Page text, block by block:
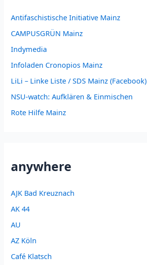
Antifaschistische Initiative Mainz
CAMPUSGRÜN Mainz
Indymedia
Infoladen Cronopios Mainz
LiLi – Linke Liste / SDS Mainz (Facebook)
NSU-watch: Aufklären & Einmischen
Rote Hilfe Mainz
anywhere
AJK Bad Kreuznach
AK 44
AU
AZ Köln
Café Klatsch